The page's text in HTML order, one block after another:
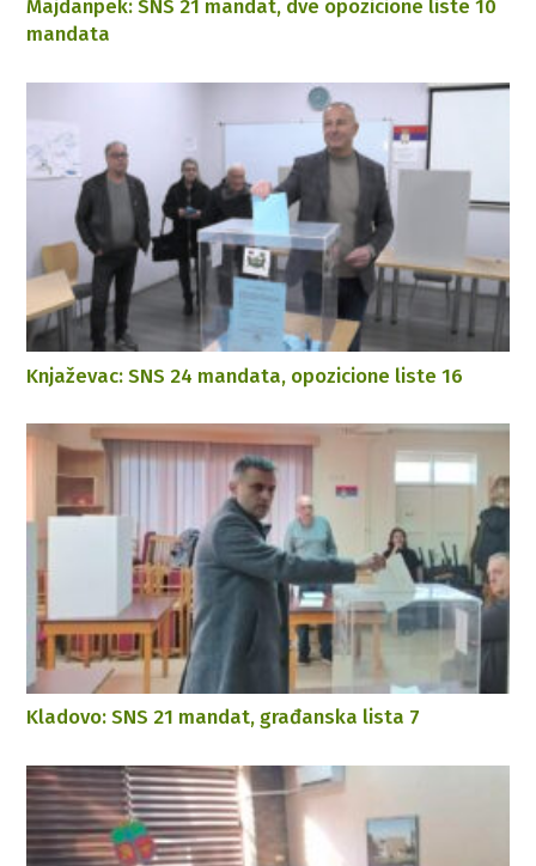
Majdanpek: SNS 21 mandat, dve opozicione liste 10
mandata
Knjaževac: SNS 24 mandata, opozicione liste 16
Kladovo: SNS 21 mandat, građanska lista 7